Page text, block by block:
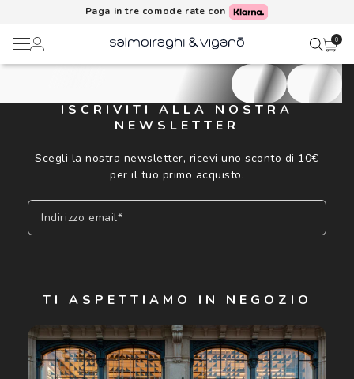
Paga in tre comode rate con
0
Lenti a contatto
AI Glasses
In evidenza
Prenota un test della vista gratuito
Rubrica indirizzi
Metodi di pagamento
Controllo visivo
ISCRIVITI ALLA NOSTRA
NEWSLETTER
Scegli la nostra newsletter, ricevi uno sconto di 10€
per il tuo primo acquisto.
Indirizzo email*
Cliccando su "Iscriviti", confermo di avere più di 16 anni e
acconsento all'utilizzo dei miei Dati Personali da parte di
Luxottica Group S.p.A. per l'invio di offerte speciali, novità
ed altre comunicazioni di carattere pubblicitario (consultare
TI ASPETTIAMO IN NEGOZIO